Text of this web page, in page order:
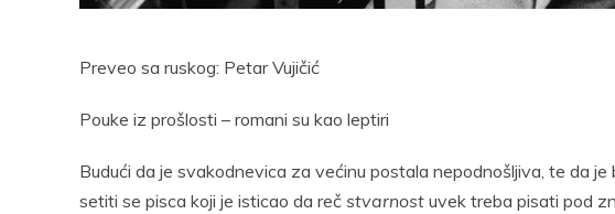
Preveo sa ruskog: Petar Vujičić
Pouke iz prošlosti – romani su kao leptiri
Budući da je svakodnevica za većinu postala nepodnošljiva, te da
setiti se pisca koji je isticao da reč stvarnost uvek treba pisati pod